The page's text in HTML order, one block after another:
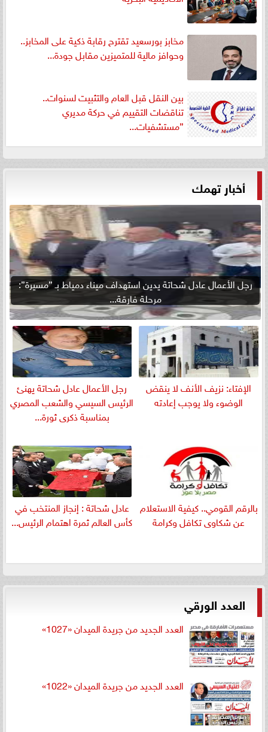
مخابز بورسعيد تقترح رقابة ذكية على المخابز..
وحوافز مالية للمتميزين مقابل جودة...
بين النقل قبل العام والتثبيت لسنوات..
تناقضات التقييم في حركة مديري
”مستشفيات...
أخبار تهمك
رجل الأعمال عادل شحاتة يدين استهداف ميناء دمياط بـ ”مسيرة”:
مرحلة فارقة...
الإفتاء: نزيف الأنف لا ينقض
الوضوء ولا يوجب إعادته
رجل الأعمال عادل شحاتة يهنئ
الرئيس السيسي والشعب المصري
بمناسبة ذكرى ثورة...
بالرقم القومي.. كيفية الاستعلام
عن شكاوى تكافل وكرامة
عادل شحاتة : إنجاز المنتخب في
كأس العالم ثمرة اهتمام الرئيس...
العدد الورقي
العدد الجديد من جريدة الميدان «1027»
العدد الجديد من جريدة الميدان «1022»